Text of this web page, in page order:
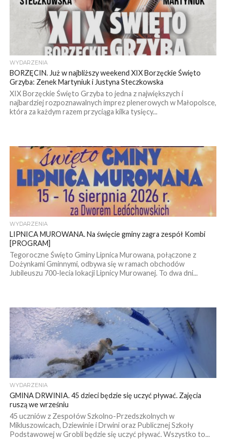
WYDARZENIA
BORZĘCIN. Już w najbliższy weekend XIX Borzęckie Święto
Grzyba: Zenek Martyniuk i Justyna Steczkowska
XIX Borzęckie Święto Grzyba to jedna z największych i
najbardziej rozpoznawalnych imprez plenerowych w Małopolsce,
która za każdym razem przyciąga kilka tysięcy...
WYDARZENIA
LIPNICA MUROWANA. Na święcie gminy zagra zespół Kombi
[PROGRAM]
Tegoroczne Święto Gminy Lipnica Murowana, połączone z
Dożynkami Gminnymi, odbywa się w ramach obchodów
Jubileuszu 700-lecia lokacji Lipnicy Murowanej. To dwa dni...
WYDARZENIA
GMINA DRWINIA. 45 dzieci będzie się uczyć pływać. Zajęcia
ruszą we wrześniu
45 uczniów z Zespołów Szkolno-Przedszkolnych w
Mikluszowicach, Dziewinie i Drwini oraz Publicznej Szkoły
Podstawowej w Grobli będzie się uczyć pływać. Wszystko to...